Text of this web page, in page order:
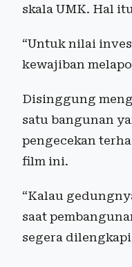
skala UMK. Hal
“Untuk nilai
kewajiban
Disinggung
satu bangunan
pengecekan
film ini.
“Kalau
saat
segera